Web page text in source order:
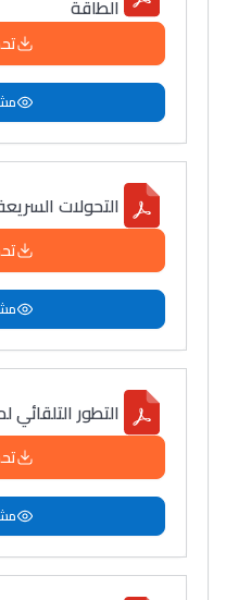
الطاقة
التحولات
التطور